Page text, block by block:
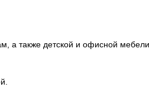
а также детской и офисной